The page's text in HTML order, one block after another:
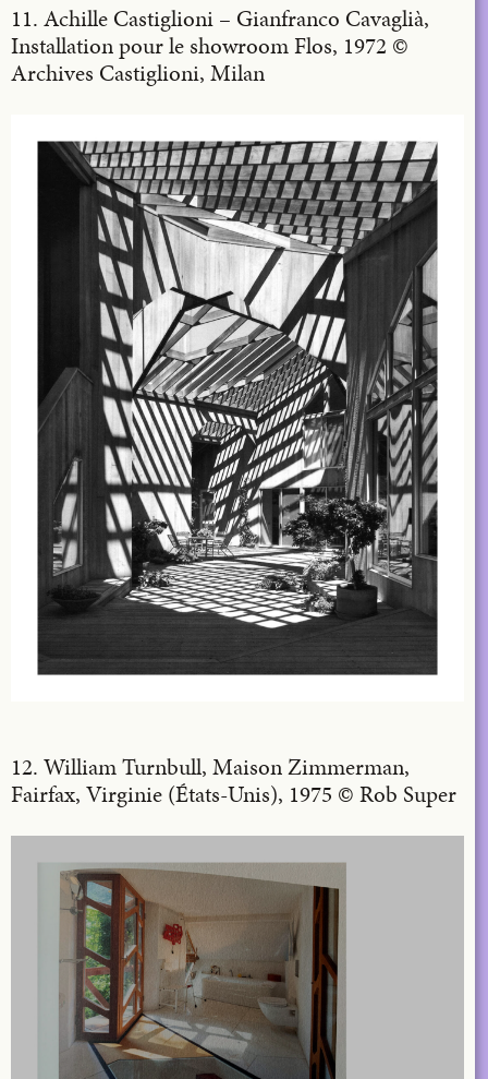
11. Achille Castiglioni – Gianfranco Cavaglià,
Installation pour le showroom Flos, 1972 ©
Archives Castiglioni, Milan
12. William Turnbull, Maison Zimmerman,
Fairfax, Virginie (États-Unis), 1975 © Rob Super